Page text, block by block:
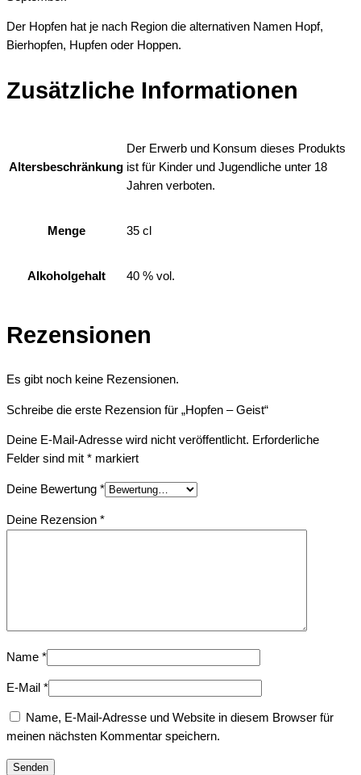
Der Hopfen hat je nach Region die alternativen Namen Hopf,
Bierhopfen, Hupfen oder Hoppen.
Zusätzliche Informationen
Altersbeschränkung
Der Erwerb und Konsum dieses Produkts
ist für Kinder und Jugendliche unter 18
Jahren verboten.
Menge 35 cl
Alkoholgehalt 40 % vol.
Rezensionen
Es gibt noch keine Rezensionen.
Schreibe die erste Rezension für „Hopfen – Geist“
Deine E-Mail-Adresse wird nicht veröffentlicht. Erforderliche
Felder sind mit * markiert
Deine Bewertung *
Deine Rezension *
Name *
E-Mail *
Name, E-Mail-Adresse und Website in diesem Browser für
meinen nächsten Kommentar speichern.